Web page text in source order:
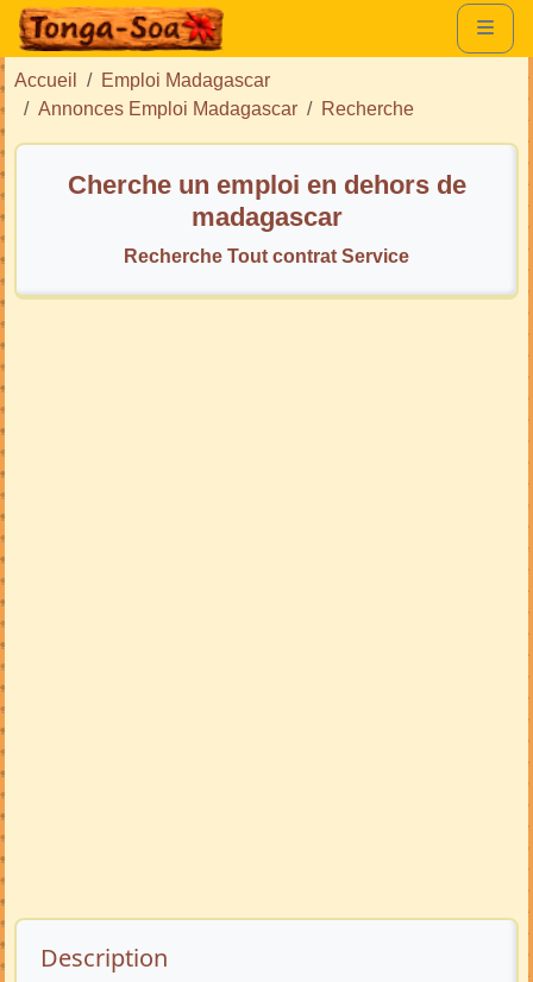
Accueil
Emploi Madagascar
Annonces Emploi Madagascar
Recherche
Cherche un emploi en dehors de
madagascar
Recherche Tout contrat Service
Description de l’annonce
Description